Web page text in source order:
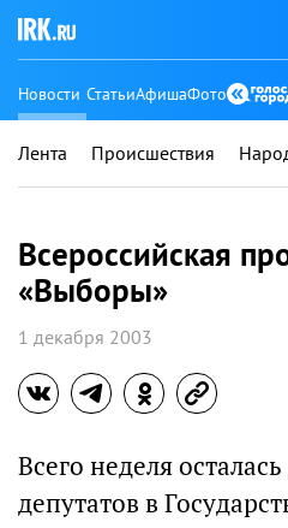
Новости СтатьиАфишаФото
Лента Происшествия
Всероссийская
«Выборы»
1 декабря 2003
Всего неделя
депутатов в